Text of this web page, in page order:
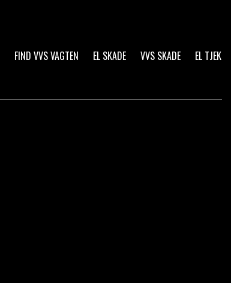
FIND VVS VAGTEN EL SKADE VVS SKADE
EL TJEK